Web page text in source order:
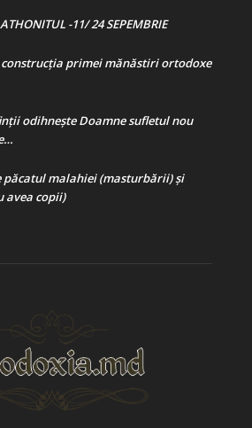
-11/ 24 SEPEMBRIE
primei mănăstiri ortodoxe
odihnește Doamne sufletul nou
păcatul malahiei (masturbării) şi
avea copii)